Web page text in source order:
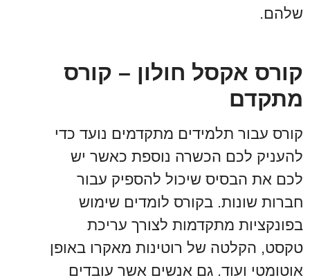
שלהם.
קורס אקסל חולון – קורס
מתקדם
קורס עבור תלמידים מתקדמים נועד כדי
להעניק לכם הכשרה נוספת כאשר יש
לכם את הבסיס שיכול להספיק עבור
חברות שונות. בקורס לומדים שימוש
בפונקציות מתקדמות לצורך עריכת
טקסט, הקלטה של רוטינות מאקרו באופן
אוטומטי ועוד. גם אנשים אשר עובדים